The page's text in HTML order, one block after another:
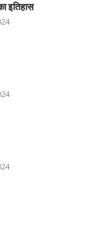
इतिहास